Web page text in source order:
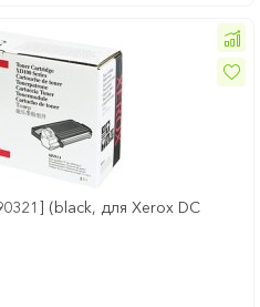
(black, для Xerox DC